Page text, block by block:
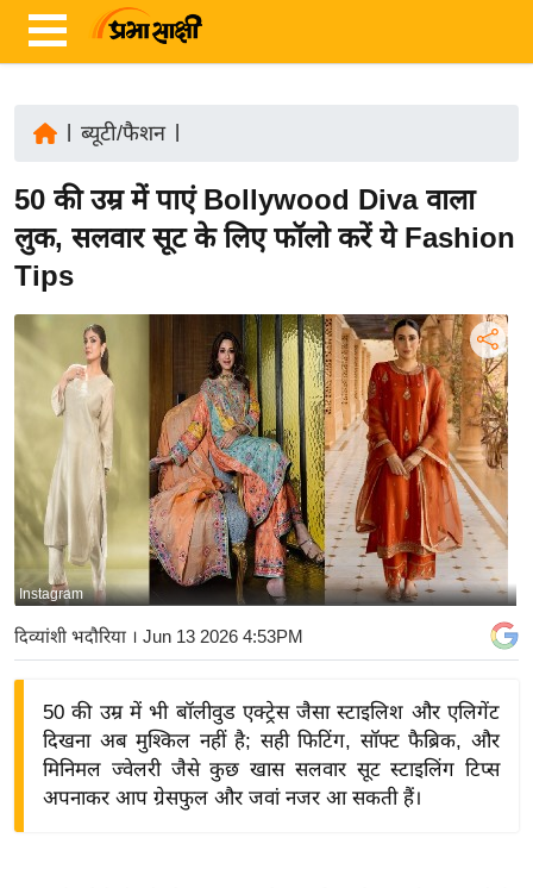
ज़ा
ख
ब
र
रा
र्रा
ष्ट्री
य
बि
ज़
ने
द्यो
ब्यूटी/फैशन|
50 की उम्र में पाएं Bollywood Diva वाला
लुक, सलवार सूट के लिए फॉलो करें ये Fashion
Tips
Instagram
दिव्यांशी भदौरिया । Jun 13 2026 4:53PM
50 की उम्र में भी बॉलीवुड एक्ट्रेस जैसा स्टाइलिश और एलिगेंट
दिखना अब मुश्किल नहीं है; सही फिटिंग, सॉफ्ट फैब्रिक, और
मिनिमल ज्वेलरी जैसे कुछ खास सलवार सूट स्टाइलिंग टिप्स
अपनाकर आप ग्रेसफुल और जवां नजर आ सकती हैं।